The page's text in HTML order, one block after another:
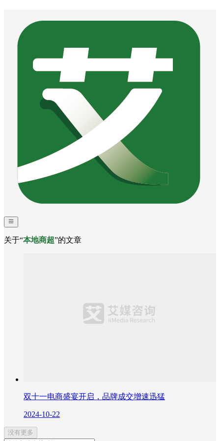
关于“本地商超”的文章
双十一电商盛宴开启，品牌成交增速迅猛
2024-10-22
没有更多